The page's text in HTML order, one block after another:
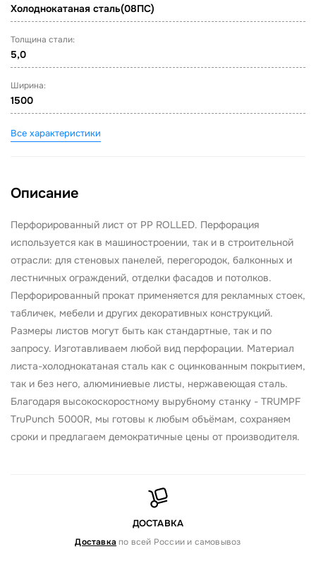
Холоднокатаная сталь(08ПС)
Толщина стали:
5,0
Ширина:
1500
Все характеристики
Описание
Перфорированный лист от PP ROLLED. Перфорация
используется как в машиностроении, так и в строительной
отрасли: для стеновых панелей, перегородок, балконных и
лестничных ограждений, отделки фасадов и потолков.
Перфорированный прокат применяется для рекламных стоек,
табличек, мебели и других декоративных конструкций.
Размеры листов могут быть как стандартные, так и по
запросу. Изготавливаем любой вид перфорации. Материал
листа-холоднокатаная сталь как с оцинкованным покрытием,
так и без него, алюминиевые листы, нержавеющая сталь.
Благодаря высокоскоростному вырубному станку - TRUMPF
TruPunch 5000R, мы готовы к любым объёмам, сохраняем
сроки и предлагаем демократичные цены от производителя.
ДОСТАВКА
Доставка по всей России и самовывоз